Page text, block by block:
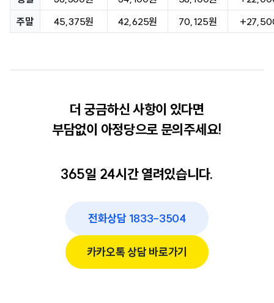
주말
45,375원 42,625원 70,125원
더 궁금하신 사항이 있다면
부담없이 아정당으로 문의주세요!
365일 24시간 열려있습니다.
전화상담 1833-3504
카카오톡 상담 바로가기